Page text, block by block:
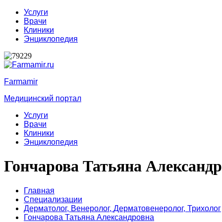
Услуги
Врачи
Клиники
Энциклопедия
Farmamir
Медицинский портал
Услуги
Врачи
Клиники
Энциклопедия
Гончарова Татьяна
Главная
Специализации
Дерматолог, Венеролог, Дерматовенеролог, Трихолог
Гончарова Татьяна Александровна